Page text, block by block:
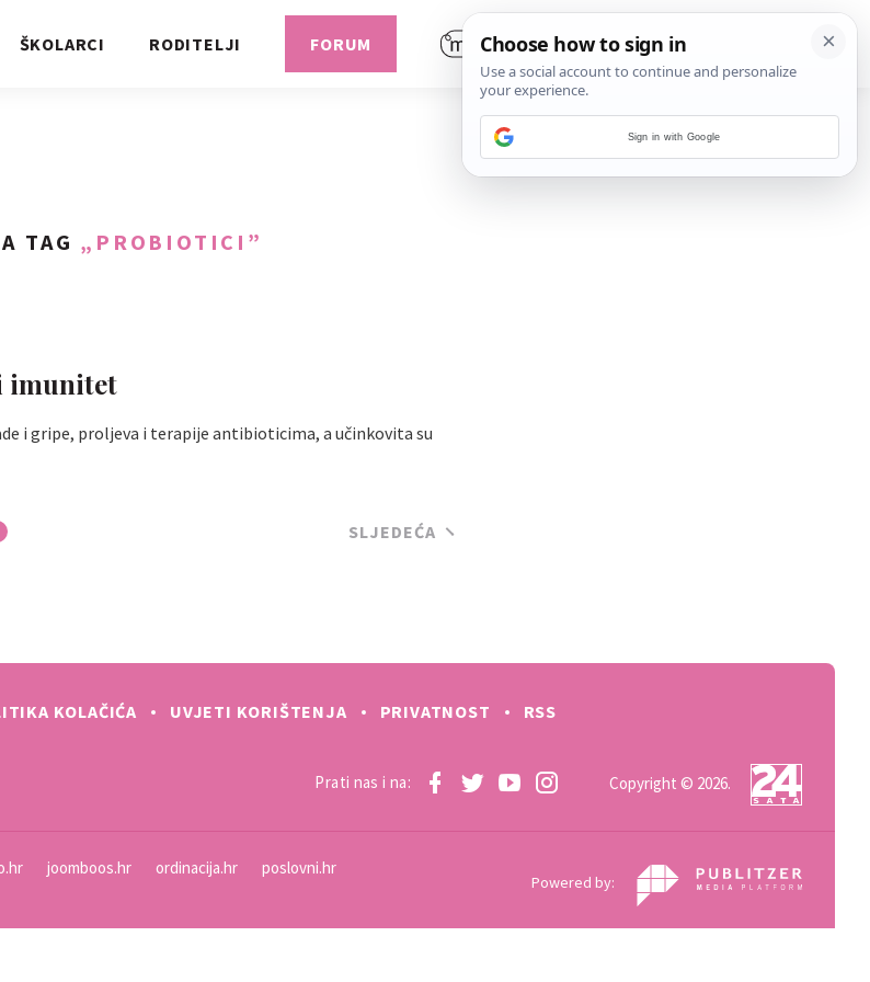
ŠKOLARCI RODITELJI FORUM
TAG „PROBIOTICI”
imunitet
i gripe, proljeva i terapije antibioticima, a učinkovita su
SLJEDEĆA
KOLAČIĆA UVJETI KORIŠTENJA PRIVATNOST RSS
Prati nas i na: Copyright © 2026.
joomboos.hr ordinacija.hr
poslovni.hr
Powered by:
Sign in with Google